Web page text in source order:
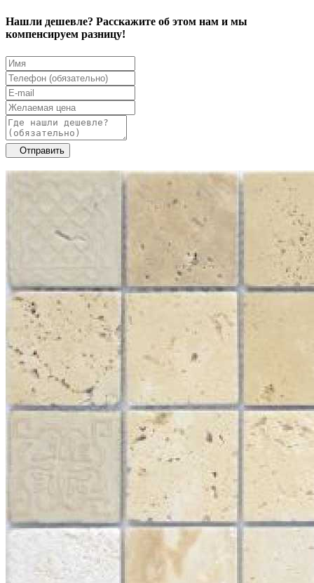
Нашли дешевле? Расскажите об этом нам и мы
компенсируем разницу!
Отправить